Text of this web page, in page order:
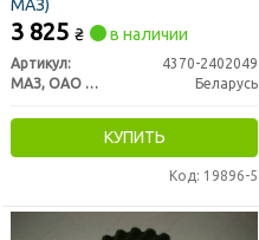
МАЗ)
3 825 ₴ в наличии
Артикул:
4370-2402049
МАЗ, ОАО «Минский автомобильный завод»
Беларусь
КУПИТЬ
Код: 19896-5